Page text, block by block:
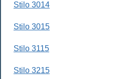
Stilo 3014
Stilo 3015
Stilo 3115
Stilo 3215